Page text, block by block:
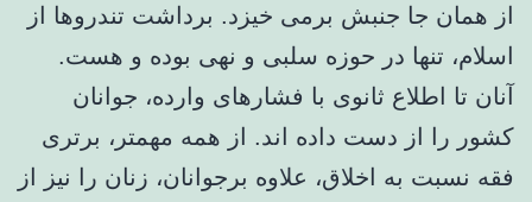
از همان جا جنبش برمی خیزد. برداشت تندروها از
اسلام، تنها در حوزه سلبی و نهی بوده و هست.
آنان تا اطلاع ثانوی با فشارهای وارده، جوانان
کشور را از دست داده اند. از همه مهمتر، برتری
فقه نسبت به اخلاق، علاوه برجوانان، زنان را نیز از